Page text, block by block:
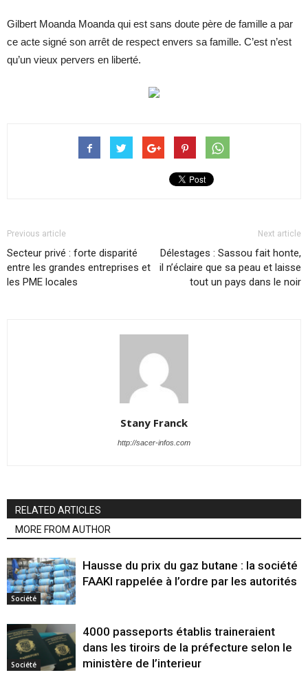
Gilbert Moanda Moanda qui est sans doute père de famille a par
ce acte signé son arrêt de respect envers sa famille. C’est n’est
qu’un vieux pervers en liberté.
Previous article
Secteur privé : forte disparité
entre les grandes entreprises et
les PME locales
Next article
Délestages : Sassou fait honte,
il n’éclaire que sa peau et laisse
tout un pays dans le noir
Stany Franck
http://sacer-infos.com
RELATED ARTICLES
MORE FROM AUTHOR
Société
Hausse du prix du gaz butane : la société
FAAKI rappelée à l’ordre par les autorités
Société
4000 passeports établis traineraient
dans les tiroirs de la préfecture selon le
ministère de l’interieur